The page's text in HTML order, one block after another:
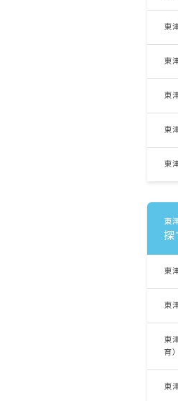
東
東
東
東
東
東
探
東
東
東
育）
東